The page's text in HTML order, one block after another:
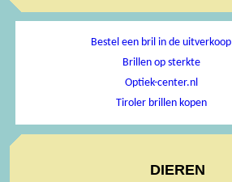
Bestel een bril in de uitverkoop
Brillen op sterkte
Optiek-center.nl
Tiroler brillen kopen
DIEREN